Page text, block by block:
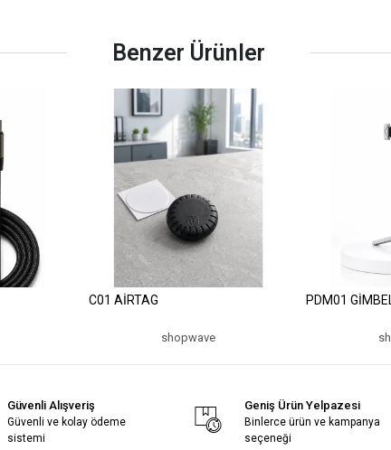
Benzer Ürünler
C01 AİRTAG
shopwave
PDM01
Güvenli Alışveriş
Güvenli ve kolay ödeme
sistemi
Geniş Ürün Yelpazesi
Binlerce ürün ve kampanya
seçeneği